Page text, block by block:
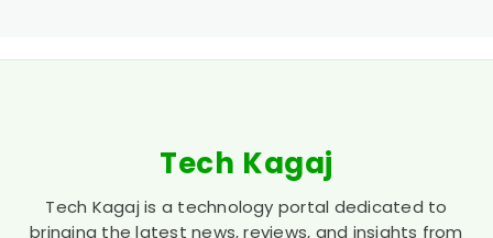
Tech Kagaj
Tech Kagaj is a technology portal dedicated to
bringing the latest news, reviews, and insights from